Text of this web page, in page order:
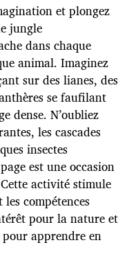
et plongez
jungle
dans chaque
animal. Imaginez
sur des lianes, des
se faufilant
dense. N’oubliez
les cascades
insectes
est une occasion
activité stimule
compétences
pour la nature et
pour apprendre en